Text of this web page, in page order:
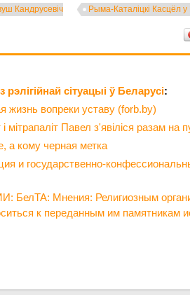
Кандрусевіч Рыма-Каталіцкі Касцёл у
рэлігійнай сітуацыі ў Беларусі:
жизнь вопреки уставу (forb.by)
мітрапаліт Павел з'явіліся разам на
а кому черная метка
и государственно-
Мнения: Религиозным
к переданным им памятникам